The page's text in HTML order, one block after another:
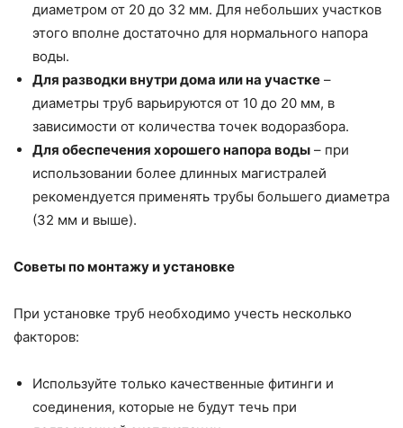
диаметром от 20 до 32 мм. Для небольших участков
этого вполне достаточно для нормального напора
воды.
Для разводки внутри дома или на участке –
диаметры труб варьируются от 10 до 20 мм, в
зависимости от количества точек водоразбора.
Для обеспечения хорошего напора воды – при
использовании более длинных магистралей
рекомендуется применять трубы большего диаметра
(32 мм и выше).
Советы по монтажу и установке
При установке труб необходимо учесть несколько
факторов:
Используйте только качественные фитинги и
соединения, которые не будут течь при